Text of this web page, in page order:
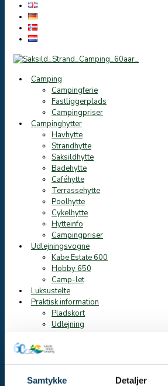
Samtykke Detaljer
Camping
Campingferie
Fastliggerplads
Campingpriser
Campinghytter
Havhytte
Strandhytte
Saksildhytte
Badehytte
Caféhytte
Terrassehytte
Poolhytte
Cykelhytte
Hytteinfo
Campingpriser
Udlejningsvogne
Kabe Estate 600
Hobby 650
Camp-let
Luksustelte
Praktisk information
Pladskort
Udlejning
Pool og Sauna
Aktivitetskalender